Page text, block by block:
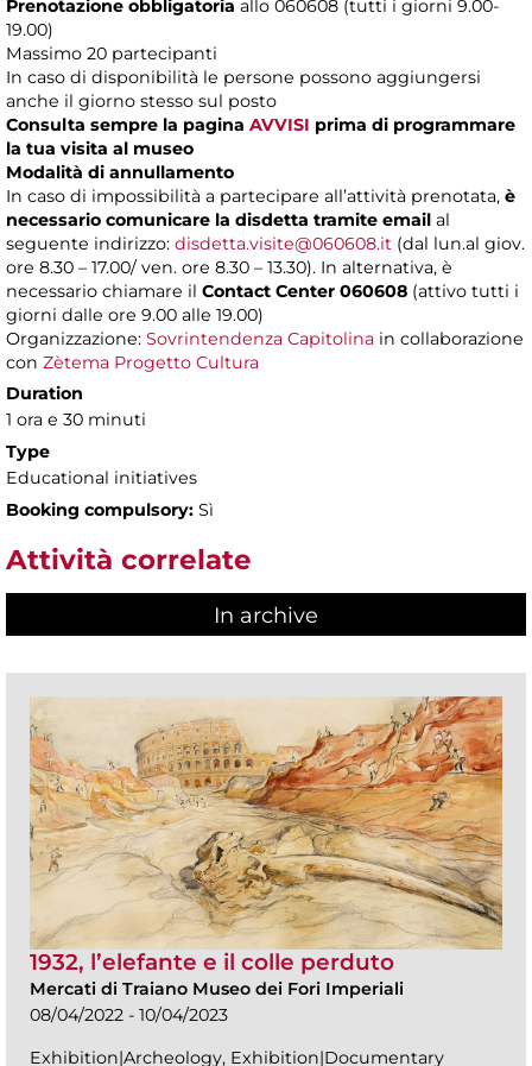
Prenotazione obbligatoria allo 060608 (tutti i giorni 9.00-
19.00)
Massimo 20 partecipanti
In caso di disponibilità le persone possono aggiungersi
anche il giorno stesso sul posto
Consulta sempre la pagina AVVISI prima di programmare
la tua visita al museo
Modalità di annullamento
In caso di impossibilità a partecipare all’attività prenotata, è
necessario comunicare la disdetta tramite email al
seguente indirizzo: disdetta.visite@060608.it (dal lun.al giov.
ore 8.30 – 17.00/ ven. ore 8.30 – 13.30). In alternativa, è
necessario chiamare il Contact Center 060608 (attivo tutti i
giorni dalle ore 9.00 alle 19.00)
Organizzazione: Sovrintendenza Capitolina in collaborazione
con Zètema Progetto Cultura
Duration
1 ora e 30 minuti
Type
Educational initiatives
Booking compulsory: Sì
Attività correlate
In archive
1932, l’elefante e il colle perduto
Mercati di Traiano Museo dei Fori Imperiali
08/04/2022 - 10/04/2023
Exhibition|Archeology, Exhibition|Documentary